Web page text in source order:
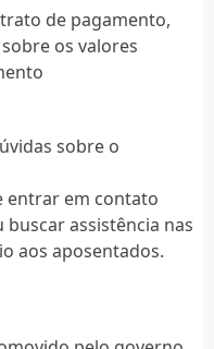
de pagamento,
os valores
sobre o
entrar em contato
assistência nas
aos aposentados.